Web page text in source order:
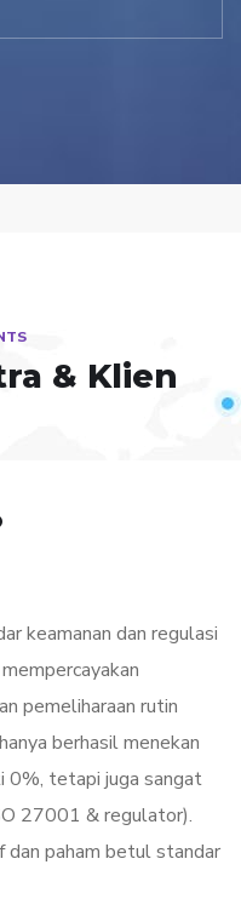
& Klien
keamanan dan regulasi
pemeliharaan rutin
berhasil menekan
0%, tetapi juga sangat
27001 & regulator).
paham betul standar